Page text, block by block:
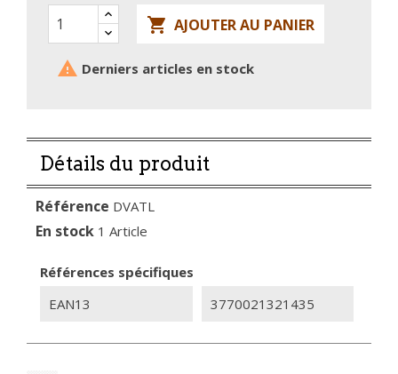
 AJOUTER AU PANIER
 Derniers articles en stock
Détails du produit
Référence DVATL
En stock 1 Article
Références spécifiques
EAN13
3770021321435